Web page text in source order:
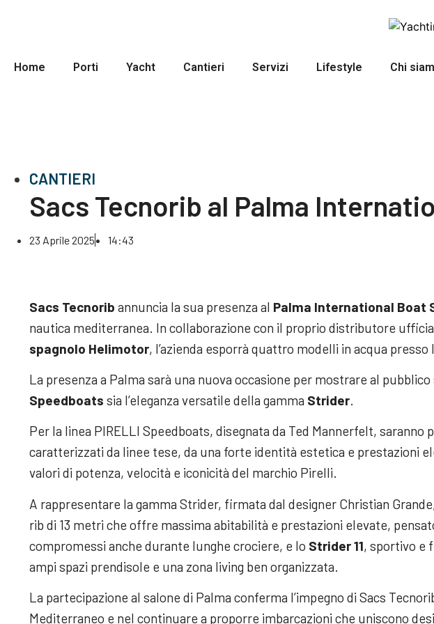
Home Porti Yacht Cantieri Servizi Lifestyle Chi
CANTIERI
Sacs Tecnorib al Palma
23 Aprile 2025 14:43
Sacs Tecnorib annuncia la sua presenza al Palma International Boat
nautica mediterranea. In collaborazione con il proprio distributore
spagnolo Helimotor, l’azienda esporrà quattro modelli in acqua presso
La presenza a Palma sarà una nuova occasione per mostrare al pubblico
Speedboats sia l’eleganza versatile della gamma Strider.
Per la linea PIRELLI Speedboats, disegnata da Ted Mannerfelt, saranno
caratterizzati da linee tese, da una forte identità estetica e prestazioni
valori di potenza, velocità e iconicità del marchio Pirelli.
A rappresentare la gamma Strider, firmata dal designer Christian
rib di 13 metri che offre massima abitabilità e prestazioni elevate,
compromessi anche durante lunghe crociere, e lo Strider 11, sportivo e
ampi spazi prendisole e una zona living ben organizzata.
La partecipazione al salone di Palma conferma l’impegno di Sacs
Mediterraneo e nel continuare a proporre imbarcazioni che uniscono